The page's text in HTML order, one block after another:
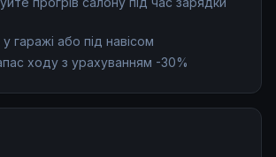
гаражі або під навісом
ходу з урахуванням -30%